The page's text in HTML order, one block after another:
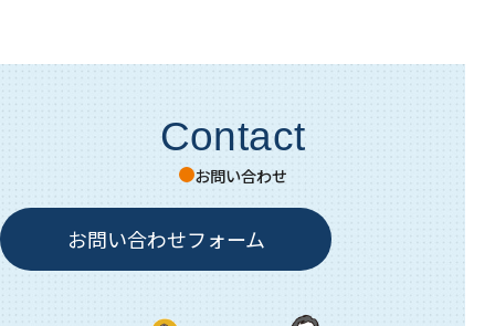
Contact
お問い合わせ
お問い合わせフォーム